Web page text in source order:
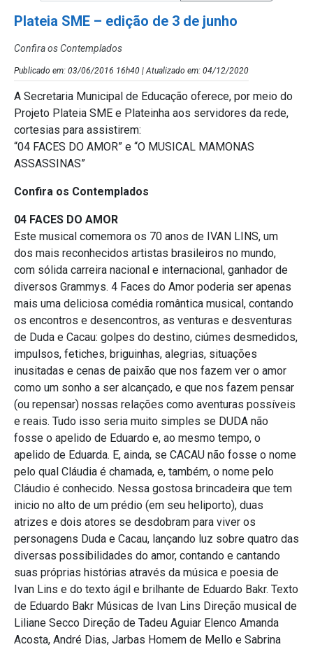
Plateia SME – edição de 3 de junho
Confira os Contemplados
Publicado em: 03/06/2016 16h40 | Atualizado em: 04/12/2020
A Secretaria Municipal de Educação oferece, por meio do
Projeto Plateia SME e Plateinha aos servidores da rede,
cortesias para assistirem:
“04 FACES DO AMOR” e “O MUSICAL MAMONAS
ASSASSINAS”
Confira os Contemplados
04 FACES DO AMOR
Este musical comemora os 70 anos de IVAN LINS, um
dos mais reconhecidos artistas brasileiros no mundo,
com sólida carreira nacional e internacional, ganhador de
diversos Grammys. 4 Faces do Amor poderia ser apenas
mais uma deliciosa comédia romântica musical, contando
os encontros e desencontros, as venturas e desventuras
de Duda e Cacau: golpes do destino, ciúmes desmedidos,
impulsos, fetiches, briguinhas, alegrias, situações
inusitadas e cenas de paixão que nos fazem ver o amor
como um sonho a ser alcançado, e que nos fazem pensar
(ou repensar) nossas relações como aventuras possíveis
e reais. Tudo isso seria muito simples se DUDA não
fosse o apelido de Eduardo e, ao mesmo tempo, o
apelido de Eduarda. E, ainda, se CACAU não fosse o nome
pelo qual Cláudia é chamada, e, também, o nome pelo
Cláudio é conhecido. Nessa gostosa brincadeira que tem
inicio no alto de um prédio (em seu heliporto), duas
atrizes e dois atores se desdobram para viver os
personagens Duda e Cacau, lançando luz sobre quatro das
diversas possibilidades do amor, contando e cantando
suas próprias histórias através da música e poesia de
Ivan Lins e do texto ágil e brilhante de Eduardo Bakr. Texto
de Eduardo Bakr Músicas de Ivan Lins Direção musical de
Liliane Secco Direção de Tadeu Aguiar Elenco Amanda
Acosta, André Dias, Jarbas Homem de Mello e Sabrina